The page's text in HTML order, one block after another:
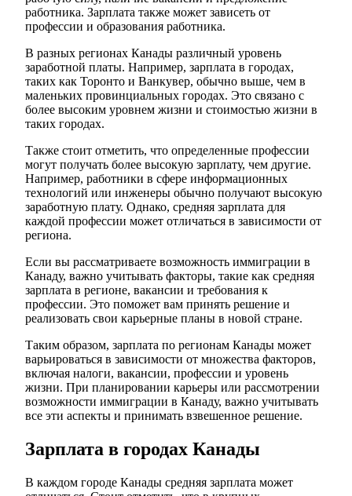
работника. Зарплата также может зависеть от
профессии и образования работника.
В разных регионах Канады различный уровень
заработной платы. Например, зарплата в городах,
таких как Торонто и Ванкувер, обычно выше, чем в
маленьких провинциальных городах. Это связано с
более высоким уровнем жизни и стоимостью жизни в
таких городах.
Также стоит отметить, что определенные профессии
могут получать более высокую зарплату, чем другие.
Например, работники в сфере информационных
технологий или инженеры обычно получают высокую
заработную плату. Однако, средняя зарплата для
каждой профессии может отличаться в зависимости от
региона.
Если вы рассматриваете возможность иммиграции в
Канаду, важно учитывать факторы, такие как средняя
зарплата в регионе, вакансии и требования к
профессии. Это поможет вам принять решение и
реализовать свои карьерные планы в новой стране.
Таким образом, зарплата по регионам Канады может
варьироваться в зависимости от множества факторов,
включая налоги, вакансии, профессии и уровень
жизни. При планировании карьеры или рассмотрении
возможности иммиграции в Канаду, важно учитывать
все эти аспекты и принимать взвешенное решение.
Зарплата в городах Канады
В каждом городе Канады средняя зарплата может